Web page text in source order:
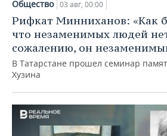
Общество 03 авг, 00:00
Рифкат Минниханов: «Как
что незаменимых людей
сожалению, он
В Татарстане прошел семинар
Хузина